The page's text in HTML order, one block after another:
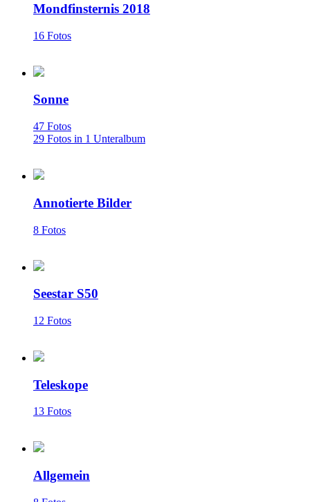
Mondfinsternis 2018
16 Fotos
Sonne
47 Fotos
29 Fotos in 1 Unteralbum
Annotierte Bilder
8 Fotos
Seestar S50
12 Fotos
Teleskope
13 Fotos
Allgemein